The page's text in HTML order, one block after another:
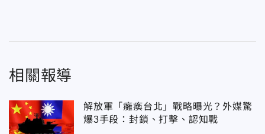
相關報導
解放軍「癱瘓台北」戰略曝光？外媒驚
爆3手段：封鎖、打擊、認知戰